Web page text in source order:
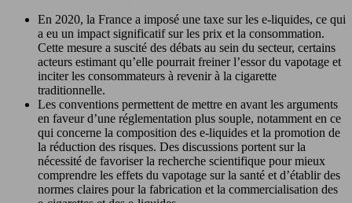
En 2020, la France a imposé une taxe sur les e-liquides, ce qui
a eu un impact significatif sur les prix et la consommation.
Cette mesure a suscité des débats au sein du secteur, certains
acteurs estimant qu’elle pourrait freiner l’essor du vapotage et
inciter les consommateurs à revenir à la cigarette
traditionnelle.
Les conventions permettent de mettre en avant les arguments
en faveur d’une réglementation plus souple, notamment en ce
qui concerne la composition des e-liquides et la promotion de
la réduction des risques. Des discussions portent sur la
nécessité de favoriser la recherche scientifique pour mieux
comprendre les effets du vapotage sur la santé et d’établir des
normes claires pour la fabrication et la commercialisation des